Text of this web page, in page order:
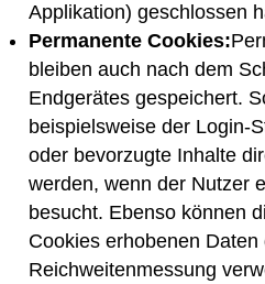
Applikation) geschlossen
Permanente Cookies:
bleiben auch nach dem
Endgerätes gespeichert.
beispielsweise der Login-
oder bevorzugte Inhalte
werden, wenn der Nutzer
besucht. Ebenso können
Cookies erhobenen
Reichweitenmessung